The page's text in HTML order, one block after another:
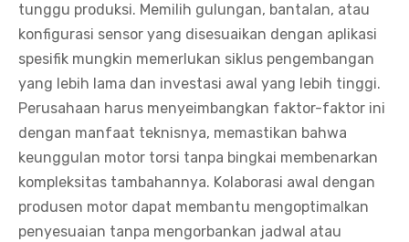
tunggu produksi. Memilih gulungan, bantalan, atau
konfigurasi sensor yang disesuaikan dengan aplikasi
spesifik mungkin memerlukan siklus pengembangan
yang lebih lama dan investasi awal yang lebih tinggi.
Perusahaan harus menyeimbangkan faktor-faktor ini
dengan manfaat teknisnya, memastikan bahwa
keunggulan motor torsi tanpa bingkai membenarkan
kompleksitas tambahannya. Kolaborasi awal dengan
produsen motor dapat membantu mengoptimalkan
penyesuaian tanpa mengorbankan jadwal atau